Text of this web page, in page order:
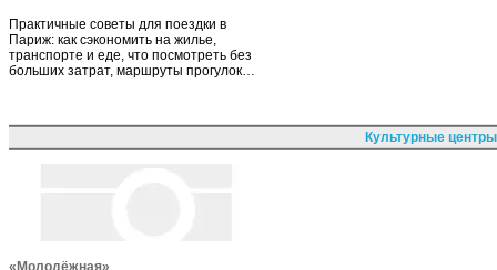
Практичные советы для поездки в
Париж: как сэкономить на жилье,
транспорте и еде, что посмотреть без
больших затрат, маршруты прогулок…
Культурные
«Молодёжная»